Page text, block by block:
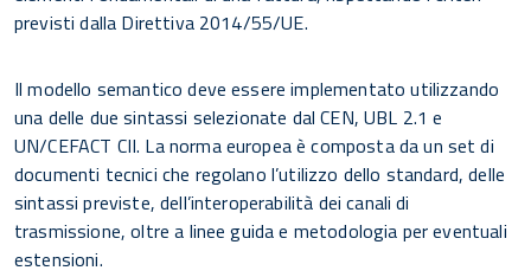
previsti dalla Direttiva 2014/55/UE.
Il modello semantico deve essere implementato utilizzando
una delle due sintassi selezionate dal CEN, UBL 2.1 e
UN/CEFACT CII. La norma europea è composta da un set di
documenti tecnici che regolano l’utilizzo dello standard, delle
sintassi previste, dell’interoperabilità dei canali di
trasmissione, oltre a linee guida e metodologia per eventuali
estensioni.